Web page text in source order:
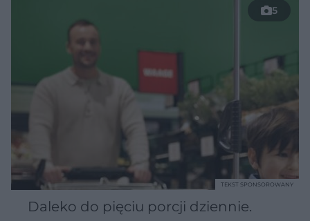
5
Daleko do pięciu porcji dziennie.
TEKST SPONSOROWANY